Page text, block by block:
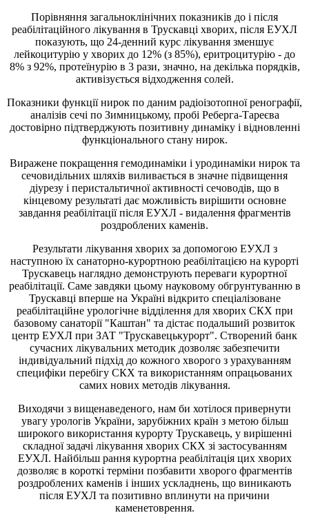
Порiвняння загальноклiнiчних показникiв до i пiсля
реабiлiтацiйного лiкування в Трускавцi хворих, пiсля ЕУХЛ
показують, що 24-денний курс лiкування зменшує
лейкоцитурiю у хворих до 12% (з 85%), еритроцитурiю - до
8% з 92%, протеїнурiю в 3 рази, значно, на декілька порядків,
активізується вiдходження солей.
Показники функцiї нирок по даним радiоiзотопної ренографiї,
аналiзiв сечi по Зимницькому, пробi Реберга-Тареєва
достовiрно пiдтверджують позитивну динамiку i вiдновленнi
функцiонального стану нирок.
Виражене покращення гемодинамiки i уродинамiки нирок та
сечовидiльних шляхiв виливається в значне пiдвищення
дiурезу i перистальтичної активностi сечоводiв, що в
кiнцевому результатi дає можливiсть вирiшити основне
завдання реабiлiтацiї пiсля ЕУХЛ - видалення фрагментiв
роздроблених каменiв.
Результати лiкування хворих за допомогою ЕУХЛ з
наступною їх санаторно-курортною реабiлiтацiєю на курортi
Трускавець наглядно демонструють переваги курортної
реабiлiтацiї. Саме завдяки цьому науковому обгрунтуванню в
Трускавцi вперше на Українi вiдкрито спецiалiзоване
реабiлiтацiйне урологiчне вiддiлення для хворих СКХ при
базовому санаторiї "Каштан" та дiстає подальший розвиток
центр ЕУХЛ при ЗАТ "Трускавецькурорт". Створений банк
сучасних лiкувальних методик дозволяє забезпечити
iндивiдуальний пiдхiд до кожного хворого з урахуванням
специфiки перебiгу СКХ та використанням опрацьованих
самих нових методiв лiкування.
Виходячи з вищенаведеного, нам би хотiлося привернути
увагу урологiв України, зарубіжних країн з метою бiльш
широкого використання курорту Трускавець, у вирiшеннi
складної задачi лiкування хворих СКХ зi застосуванням
ЕУХЛ. Hайбiльш рання курортна реабiлiтацiя цих хворих
дозволяє в короткi термiни позбавити хворого фрагментiв
роздроблених каменiв i iнших ускладнень, що виникають
пiсля ЕУХЛ та позитивно вплинути на причини
каменетоврення.